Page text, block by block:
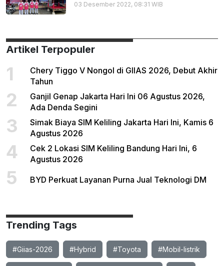
03 Desember 2022, 08:31 WIB
Artikel Terpopuler
1
Chery Tiggo V Nongol di GIIAS 2026, Debut Akhir
Tahun
2
Ganjil Genap Jakarta Hari Ini 06 Agustus 2026,
Ada Denda Segini
3
Simak Biaya SIM Keliling Jakarta Hari Ini, Kamis 6
Agustus 2026
4
Cek 2 Lokasi SIM Keliling Bandung Hari Ini, 6
Agustus 2026
5 BYD Perkuat Layanan Purna Jual Teknologi DM
Trending Tags
#Giias-2026 #Hybrid #Toyota #Mobil-listrik